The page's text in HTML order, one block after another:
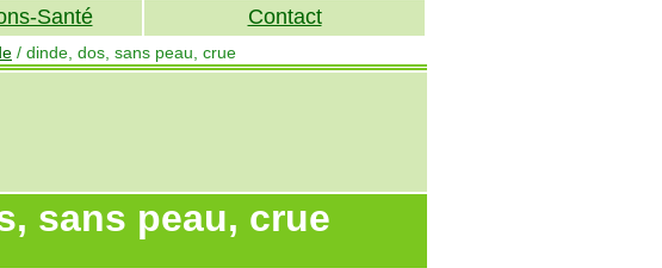
Santé Contact
/ dinde, dos, sans peau, crue
sans peau, crue